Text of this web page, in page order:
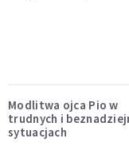
Modlitwa ojca Pio w
trudnych i
sytuacjach